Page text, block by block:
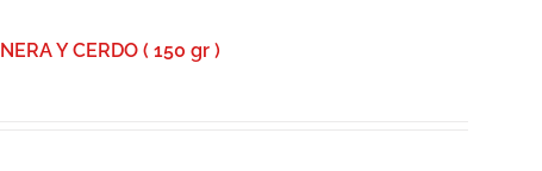
Y CERDO ( 150 gr )